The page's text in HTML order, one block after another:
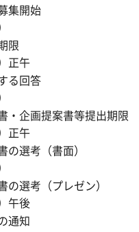
案募集開始 令
付期限 令和
正午
対する回答 令
・企画提案書等提出期
正午
書の選考（書面）
書の選考（プレゼン）
午後
果の通知 令和